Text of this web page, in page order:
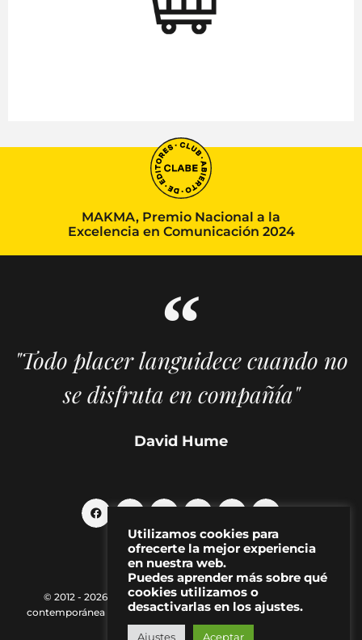
MAKMA, Premio Nacional a la
Excelencia en Comunicación 2024
"Todo placer languidece cuando no
se disfruta en compañía"
David Hume
© 2012 - 2026 MAKMA | Revista de artes visuales y cultura
contemporánea |
Política de Privacidad| Aviso Legal|Contacto
Utilizamos cookies para
ofrecerte la mejor experiencia
en nuestra web.
Puedes aprender más sobre qué
cookies utilizamos o
desactivarlas en los ajustes.
Ajustes Aceptar